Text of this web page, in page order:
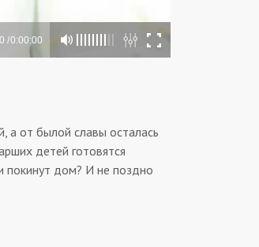
а от былой славы осталась
детей готовятся
покинут дом? И не поздно